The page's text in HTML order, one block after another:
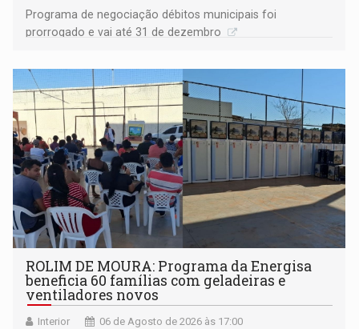
Programa de negociação débitos municipais foi
prorrogado e vai até 31 de dezembro
ROLIM DE MOURA: Programa da Energisa
beneficia 60 famílias com geladeiras e
ventiladores novos
Interior 06 de Agosto de 2026 às 17:00